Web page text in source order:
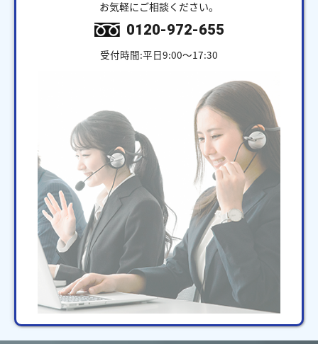
お気軽にご相談ください。
0120-972-655
受付時間:平日9:00～17:30